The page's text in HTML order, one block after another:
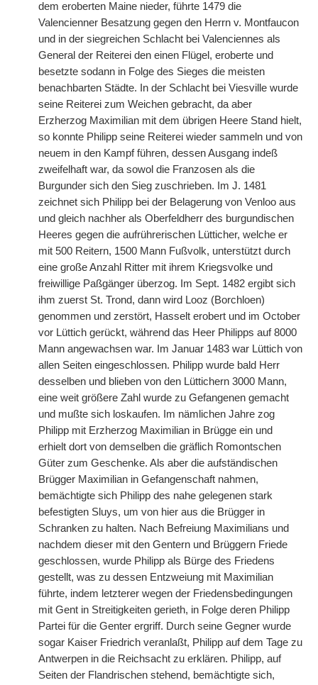
dem eroberten Maine nieder, führte 1479 die
Valencienner Besatzung gegen den Herrn v. Montfaucon
und in der siegreichen Schlacht bei Valenciennes als
General der Reiterei den einen Flügel, eroberte und
besetzte sodann in Folge des Sieges die meisten
benachbarten Städte. In der Schlacht bei Viesville wurde
seine Reiterei zum Weichen gebracht, da aber
Erzherzog Maximilian mit dem übrigen Heere Stand hielt,
so konnte Philipp seine Reiterei wieder sammeln und von
neuem in den Kampf führen, dessen Ausgang indeß
zweifelhaft war, da sowol die Franzosen als die
Burgunder sich den Sieg zuschrieben. Im J. 1481
zeichnet sich Philipp bei der Belagerung von Venloo aus
und gleich nachher als Oberfeldherr des burgundischen
Heeres gegen die aufrührerischen Lütticher, welche er
mit 500 Reitern, 1500 Mann Fußvolk, unterstützt durch
eine große Anzahl Ritter mit ihrem Kriegsvolke und
freiwillige Paßgänger überzog. Im Sept. 1482 ergibt sich
ihm zuerst St. Trond, dann wird Looz (Borchloen)
genommen und zerstört, Hasselt erobert und im October
vor Lüttich gerückt, während das Heer Philipps auf 8000
Mann angewachsen war. Im Januar 1483 war Lüttich von
allen Seiten eingeschlossen. Philipp wurde bald Herr
desselben und blieben von den Lüttichern 3000 Mann,
eine weit größere Zahl wurde zu Gefangenen gemacht
und mußte sich loskaufen. Im nämlichen Jahre zog
Philipp mit Erzherzog Maximilian in Brügge ein und
erhielt dort von demselben die gräflich Romontschen
Güter zum Geschenke. Als aber die aufständischen
Brügger Maximilian in Gefangenschaft nahmen,
bemächtigte sich Philipp des nahe gelegenen stark
befestigten Sluys, um von hier aus die Brügger in
Schranken zu halten. Nach Befreiung Maximilians und
nachdem dieser mit den Gentern und Brüggern Friede
geschlossen, wurde Philipp als Bürge des Friedens
gestellt, was zu dessen Entzweiung mit Maximilian
führte, indem letzterer wegen der Friedensbedingungen
mit Gent in Streitigkeiten gerieth, in Folge deren Philipp
Partei für die Genter ergriff. Durch seine Gegner wurde
sogar Kaiser Friedrich veranlaßt, Philipp auf dem Tage zu
Antwerpen in die Reichsacht zu erklären. Philipp, auf
Seiten der Flandrischen stehend, bemächtigte sich,